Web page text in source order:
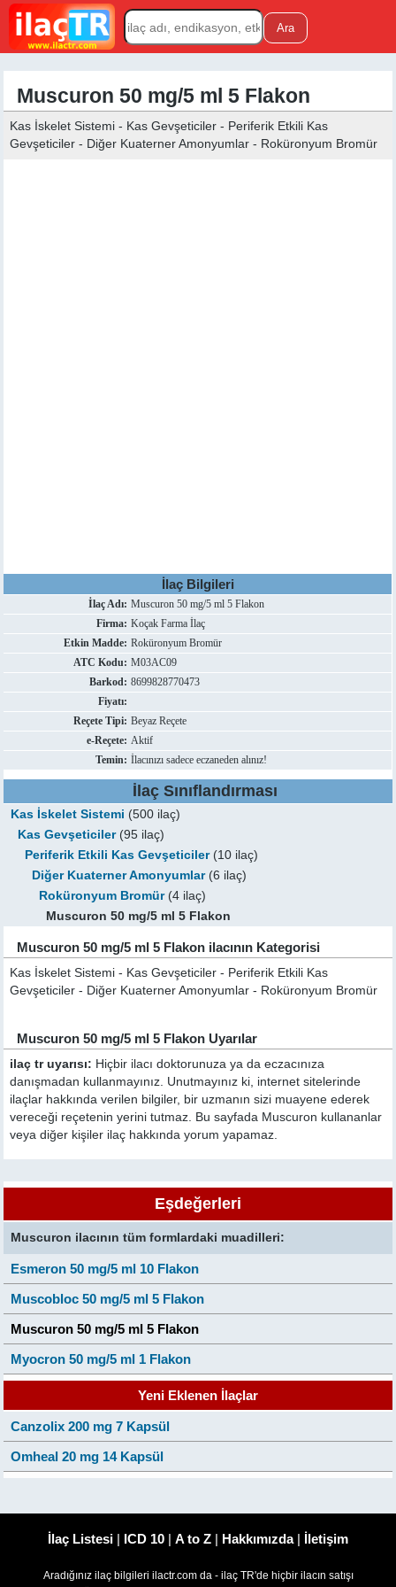
Muscuron 50 mg/5 ml 5 Flakon
Kas İskelet Sistemi - Kas Gevşeticiler - Periferik Etkili Kas
Gevşeticiler - Diğer Kuaterner Amonyumlar - Roküronyum Bromür
İlaç Bilgileri
İlaç Adı: Muscuron 50 mg/5 ml 5 Flakon
Firma: Koçak Farma İlaç
Etkin Madde: Roküronyum Bromür
ATC Kodu: M03AC09
Barkod: 8699828770473
Fiyatı:
Reçete Tipi: Beyaz Reçete
e-Reçete: Aktif
Temin: İlacınızı sadece eczaneden alınız!
İlaç Sınıflandırması
Kas İskelet Sistemi (500 ilaç)
Kas Gevşeticiler(95 ilaç)
Periferik Etkili Kas Gevşeticiler(10 ilaç)
Diğer Kuaterner Amonyumlar(6 ilaç)
Roküronyum Bromür(4 ilaç)
Muscuron 50 mg/5 ml 5 Flakon
Muscuron 50 mg/5 ml 5 Flakon ilacının Kategorisi
Kas İskelet Sistemi - Kas Gevşeticiler - Periferik Etkili Kas
Gevşeticiler - Diğer Kuaterner Amonyumlar - Roküronyum Bromür
Muscuron 50 mg/5 ml 5 Flakon Uyarılar
ilaç tr uyarısı: Hiçbir ilacı doktorunuza ya da eczacınıza
danışmadan kullanmayınız. Unutmayınız ki, internet sitelerinde
ilaçlar hakkında verilen bilgiler, bir uzmanın sizi muayene ederek
vereceği reçetenin yerini tutmaz. Bu sayfada Muscuron kullananlar
veya diğer kişiler ilaç hakkında yorum yapamaz.
Eşdeğerleri
Muscuron ilacının tüm formlardaki muadilleri:
Esmeron 50 mg/5 ml 10 Flakon
Muscobloc 50 mg/5 ml 5 Flakon
Muscuron 50 mg/5 ml 5 Flakon
Myocron 50 mg/5 ml 1 Flakon
Yeni Eklenen İlaçlar
Canzolix 200 mg 7 Kapsül
Omheal 20 mg 14 Kapsül
İlaç Listesi | ICD 10 | A to Z | Hakkımızda| İletişim
Aradığınız ilaç bilgileri ilactr.com da - ilaç TR'de hiçbir ilacın satışı